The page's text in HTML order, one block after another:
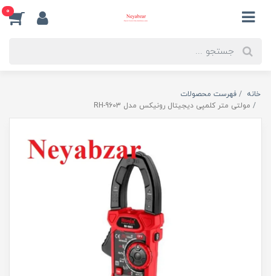
0
خانه
فهرست محصولات
مولتی متر کلمپی دیجیتال رونیکس مدل RH-9603